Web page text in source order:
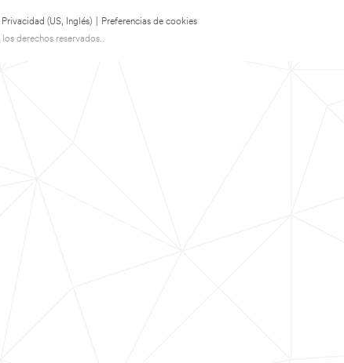
Privacidad (US, Inglés)
Preferencias de cookies
derechos reservados..